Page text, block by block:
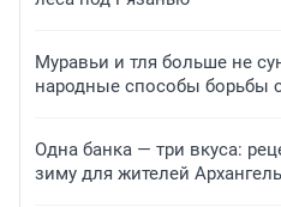
Муравьи и тля больше не
народные способы борьбы
Одна банка — три вкуса:
зиму для жителей